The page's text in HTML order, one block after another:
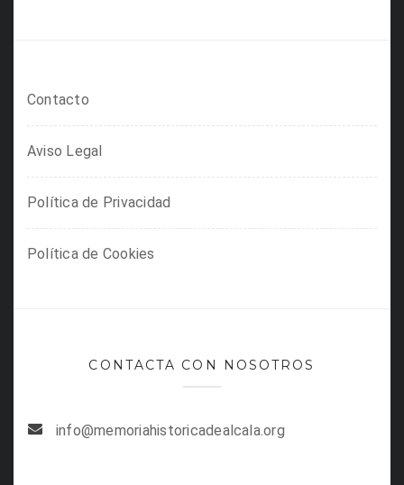
Contacto
Aviso Legal
Política de Privacidad
Política de Cookies
CONTACTA CON NOSOTROS
info@memoriahistoricadealcala.org